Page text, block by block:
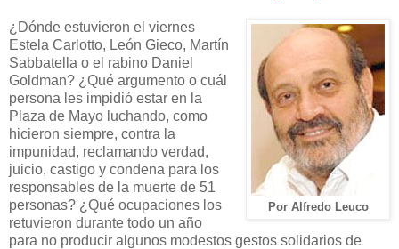
Por Alfredo Leuco
¿Dónde estuvieron el viernes
Estela Carlotto, León Gieco, Martín
Sabbatella o el rabino Daniel
Goldman? ¿Qué argumento o cuál
persona les impidió estar en la
Plaza de Mayo luchando, como
hicieron siempre, contra la
impunidad, reclamando verdad,
juicio, castigo y condena para los
responsables de la muerte de 51
personas? ¿Qué ocupaciones los
retuvieron durante todo un año
para no producir algunos modestos gestos solidarios de